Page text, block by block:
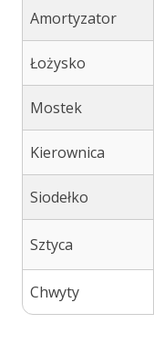
Amortyzator
Łożysko
Mostek
Kierownica
Siodełko
Sztyca
Chwyty